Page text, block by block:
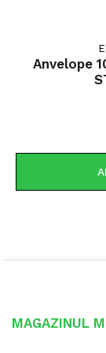
Anvelope
MAGAZINUL